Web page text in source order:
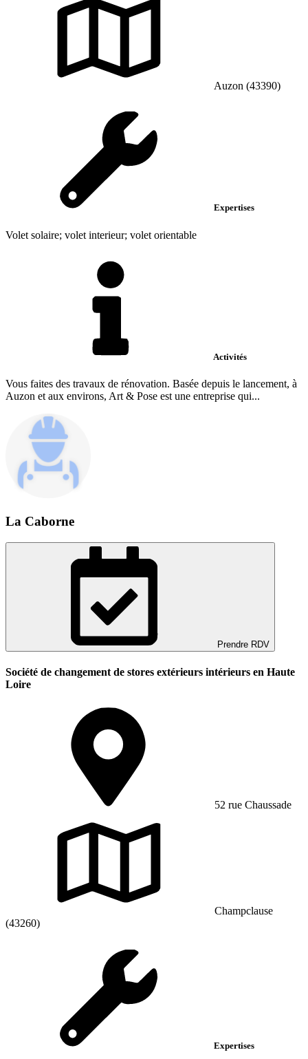
Auzon (43390)
Expertises
Volet solaire; volet interieur; volet orientable
Activités
Vous faites des travaux de rénovation. Basée depuis le lancement, à
Auzon et aux environs, Art & Pose est une entreprise qui...
La Caborne
Prendre RDV
Société de changement de stores extérieurs intérieurs en Haute
Loire
52 rue Chaussade
Champclause
(43260)
Expertises